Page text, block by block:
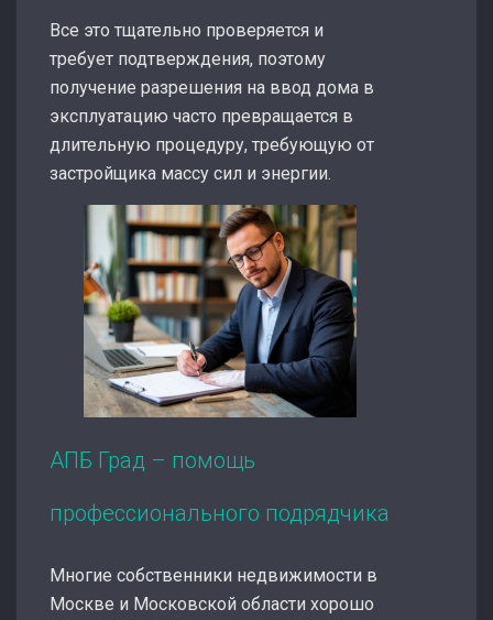
Все это тщательно проверяется и
требует подтверждения, поэтому
получение разрешения на ввод дома в
эксплуатацию часто превращается в
длительную процедуру, требующую от
застройщика массу сил и энергии.
АПБ Град – помощь
профессионального подрядчика
Многие собственники недвижимости в
Москве и Московской области хорошо